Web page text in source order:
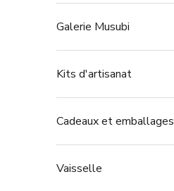
Galerie Musubi
Kits d'artisanat
Cadeaux et emballages
Vaisselle